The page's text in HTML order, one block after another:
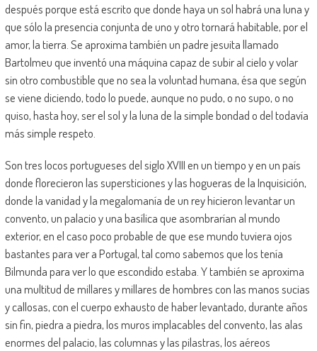
después porque está escrito que donde haya un sol habrá una luna y
que sólo la presencia conjunta de uno y otro tornará habitable, por el
amor, la tierra. Se aproxima también un padre jesuita llamado
Bartolmeu que inventó una máquina capaz de subir al cielo y volar
sin otro combustible que no sea la voluntad humana, ésa que según
se viene diciendo, todo lo puede, aunque no pudo, o no supo, o no
quiso, hasta hoy, ser el sol y la luna de la simple bondad o del todavía
más simple respeto.
Son tres locos portugueses del siglo XVIII en un tiempo y en un país
donde florecieron las supersticiones y las hogueras de la Inquisición,
donde la vanidad y la megalomanía de un rey hicieron levantar un
convento, un palacio y una basílica que asombrarían al mundo
exterior, en el caso poco probable de que ese mundo tuviera ojos
bastantes para ver a Portugal, tal como sabemos que los tenía
Bilmunda para ver lo que escondido estaba. Y también se aproxima
una multitud de millares y millares de hombres con las manos sucias
y callosas, con el cuerpo exhausto de haber levantado, durante años
sin fin, piedra a piedra, los muros implacables del convento, las alas
enormes del palacio, las columnas y las pilastras, los aéreos